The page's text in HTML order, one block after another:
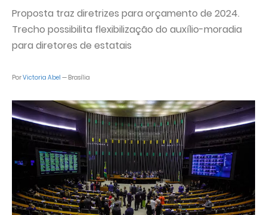
Proposta traz diretrizes para orçamento de 2024.
Trecho possibilita flexibilização do auxílio-moradia
para diretores de estatais
PorVictoria Abel — Brasília